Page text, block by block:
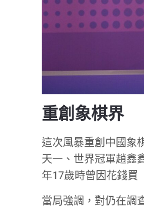
重創象棋界
這次風暴重創中國象
天一、世界冠軍趙鑫
年17歲時曾因花錢買
當局強調，對仍在調